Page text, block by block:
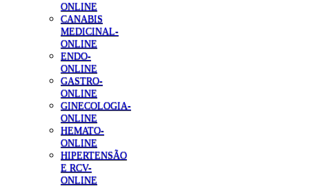
ONLINE
CANABIS
MEDICINAL-
ONLINE
ENDO-
ONLINE
GASTRO-
ONLINE
GINECOLOGIA-
ONLINE
HEMATO-
ONLINE
HIPERTENSÃO
E RCV-
ONLINE